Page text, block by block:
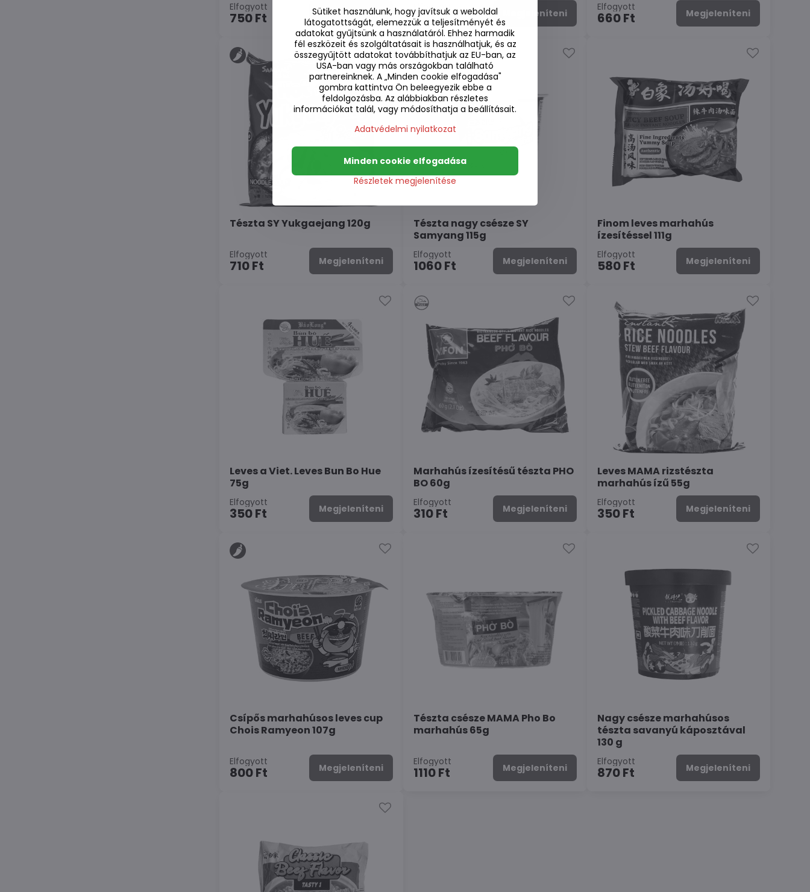
Elfogyott
750 Ft Megjeleníteni
Elfogyott
410 Ft Megjeleníteni
Elfogyott
660 Ft Megjeleníteni
Tészta SY Yukgaejang 120g
Elfogyott
710 Ft Megjeleníteni
Tészta nagy csésze SY
Samyang 115g
Elfogyott
1060 Ft Megjeleníteni
Finom leves marhahús
ízesítéssel 111g
Elfogyott
580 Ft Megjeleníteni
Leves a Viet. Leves Bun Bo Hue
75g
Elfogyott
350 Ft Megjeleníteni
Marhahús ízesítésű tészta PHO
BO 60g
Elfogyott
310 Ft Megjeleníteni
Leves MAMA rizstészta
marhahús ízű 55g
Elfogyott
350 Ft Megjeleníteni
Csípős marhahúsos leves cup
Chois Ramyeon 107g
Elfogyott
800 Ft Megjeleníteni
Tészta csésze MAMA Pho Bo
marhahús 65g
Elfogyott
1110 Ft Megjeleníteni
Nagy csésze marhahúsos
tészta savanyú káposztával
130 g
Elfogyott
870 Ft Megjeleníteni
Sütiket használunk, hogy javítsuk a weboldal
látogatottságát, elemezzük a teljesítményét és
adatokat gyűjtsünk a használatáról. Ehhez harmadik
fél eszközeit és szolgáltatásait is használhatjuk, és az
összegyűjtött adatokat továbbíthatjuk az EU-ban, az
USA-ban vagy más országokban található
partnereinknek. A „Minden cookie elfogadása"
gombra kattintva Ön beleegyezik ebbe a
feldolgozásba. Az alábbiakban részletes
információkat talál, vagy módosíthatja a beállításait.
Adatvédelmi nyilatkozat
Részletek megjelenítése
Minden cookie elfogadása